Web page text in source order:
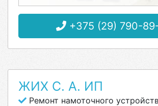
+375 (29) 790-
ЖИХ С. А. ИП
Ремонт намоточного